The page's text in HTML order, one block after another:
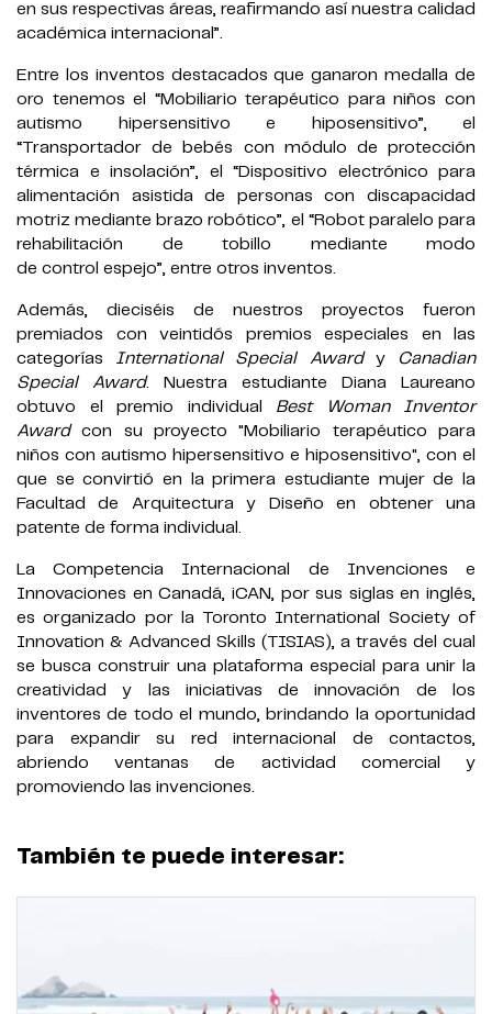
en sus respectivas áreas, reafirmando así nuestra calidad
académica internacional”.
Entre los inventos destacados que ganaron medalla de
oro tenemos el “Mobiliario terapéutico para niños con
autismo hipersensitivo e hiposensitivo”, el
“Transportador de bebés con módulo de protección
térmica e insolación”, el “Dispositivo electrónico para
alimentación asistida de personas con discapacidad
motriz mediante brazo robótico”, el “Robot paralelo para
rehabilitación de tobillo mediante modo
de control espejo”, entre otros inventos.
Además, dieciséis de nuestros proyectos fueron
premiados con veintidós premios especiales en las
categorías International Special Awardy
Canadian
Special Award. Nuestra estudiante Diana Laureano
obtuvo el premio individual Best Woman Inventor
Awardcon su proyecto "Mobiliario terapéutico para
niños con autismo hipersensitivo e hiposensitivo", con el
que se convirtió en la primera estudiante mujer de la
Facultad de Arquitectura y Diseño en obtener una
patente de forma individual.
La Competencia Internacional de Invenciones e
Innovaciones en Canadá, iCAN, por sus siglas en inglés,
es organizado por la Toronto International Society of
Innovation & Advanced Skills (TISIAS), a través del cual
se busca construir una plataforma especial para unir la
creatividad y las iniciativas de innovación de los
inventores de todo el mundo, brindando la oportunidad
para expandir su red internacional de contactos,
abriendo ventanas de actividad comercial y
promoviendo las invenciones.
También te puede interesar: